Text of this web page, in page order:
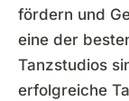
fördern und
eine der
Tanzstudios
erfolgreiche